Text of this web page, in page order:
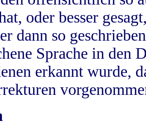
oder besser
dann so
Sprache in
erkannt wurde,